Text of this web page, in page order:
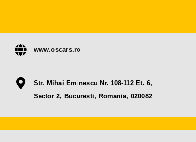
www.oscars.ro
Str. Mihai Eminescu Nr. 108-112 Et. 6,
Sector 2, Bucuresti, Romania, 020082